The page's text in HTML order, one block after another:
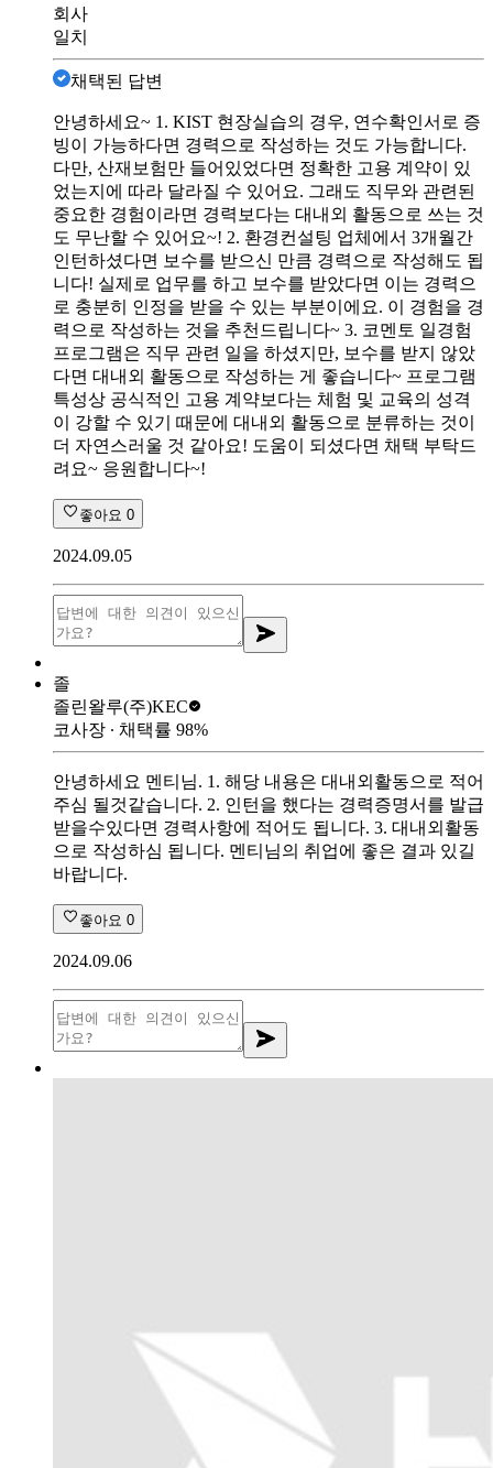
회사
일치
채택된 답변
안녕하세요~ 1. KIST 현장실습의 경우, 연수확인서로 증
빙이 가능하다면 경력으로 작성하는 것도 가능합니다.
다만, 산재보험만 들어있었다면 정확한 고용 계약이 있
었는지에 따라 달라질 수 있어요. 그래도 직무와 관련된
중요한 경험이라면 경력보다는 대내외 활동으로 쓰는 것
도 무난할 수 있어요~! 2. 환경컨설팅 업체에서 3개월간
인턴하셨다면 보수를 받으신 만큼 경력으로 작성해도 됩
니다! 실제로 업무를 하고 보수를 받았다면 이는 경력으
로 충분히 인정을 받을 수 있는 부분이에요. 이 경험을 경
력으로 작성하는 것을 추천드립니다~ 3. 코멘토 일경험
프로그램은 직무 관련 일을 하셨지만, 보수를 받지 않았
다면 대내외 활동으로 작성하는 게 좋습니다~ 프로그램
특성상 공식적인 고용 계약보다는 체험 및 교육의 성격
이 강할 수 있기 때문에 대내외 활동으로 분류하는 것이
더 자연스러울 것 같아요! 도움이 되셨다면 채택 부탁드
려요~ 응원합니다~!
좋아요 0
2024.09.05
졸
졸린왈루(주)KEC
코사장 ∙ 채택률 98%
안녕하세요 멘티님. 1. 해당 내용은 대내외활동으로 적어
주심 될것같습니다. 2. 인턴을 했다는 경력증명서를 발급
받을수있다면 경력사항에 적어도 됩니다. 3. 대내외활동
으로 작성하심 됩니다. 멘티님의 취업에 좋은 결과 있길
바랍니다.
좋아요 0
2024.09.06